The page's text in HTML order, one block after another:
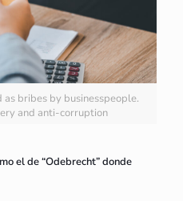
bribes by businesspeople.
and anti-corruption
el de “Odebrecht” donde